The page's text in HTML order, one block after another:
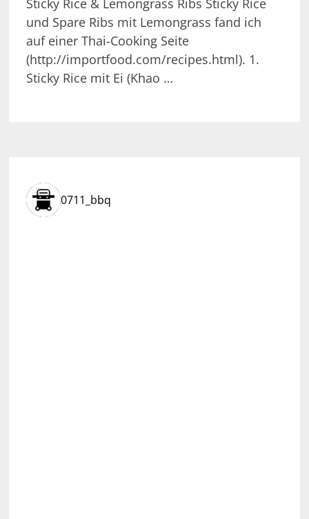
Sticky Rice & Lemongrass Ribs Sticky Rice
und Spare Ribs mit Lemongrass fand ich
auf einer Thai-Cooking Seite
(http://importfood.com/recipes.html). 1.
Sticky Rice mit Ei (Khao …
0711_bbq